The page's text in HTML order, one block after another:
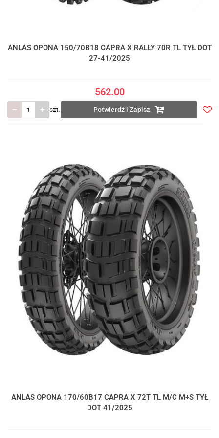
ANLAS OPONA 150/70B18 CAPRA X RALLY 70R TL TYŁ DOT
27-41/2025
562.00
szt. Potwierdź i Zapisz
ANLAS OPONA 170/60B17 CAPRA X 72T TL M/C M+S TYŁ
DOT 41/2025